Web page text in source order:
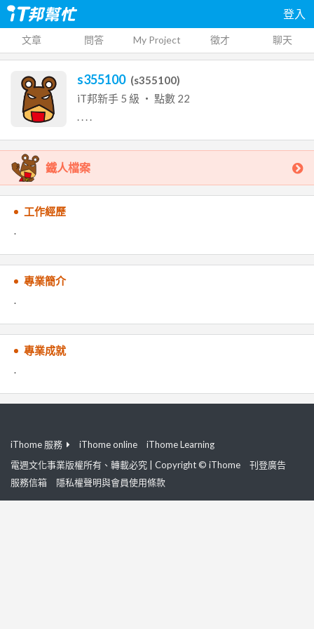
登入
文章 問答 My Project 徵才 聊天
s355100 (s355100)
iT邦新手 5 級 ‧ 點數 22
....
鐵人檔案
工作經歷
.
專業簡介
.
專業成就
.
iThome 服務 iThome online
iThome Learning
電週文化事業版權所有、轉載必究 | Copyright © iThome
刊登廣告
服務信箱
隱私權聲明與會員使用條款